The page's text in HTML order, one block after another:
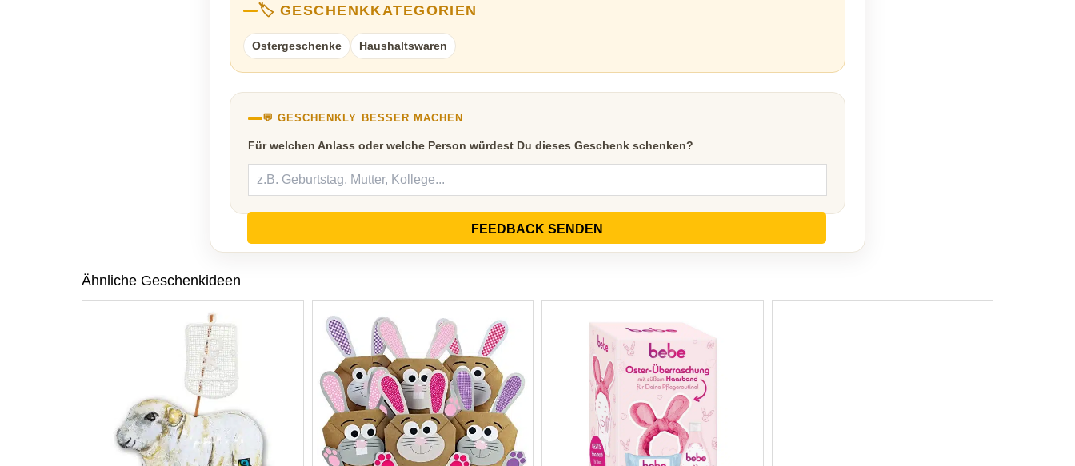
🏷️ GESCHENKKATEGORIEN
Ostergeschenke Haushaltswaren
💬 GESCHENKLY BESSER MACHEN
Für welchen Anlass oder welche Person würdest Du dieses Geschenk schenken?
FEEDBACK SENDEN
Ähnliche Geschenkideen